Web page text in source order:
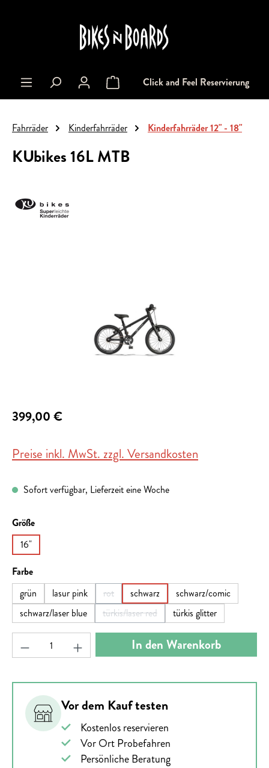
Warenkorb enthält 0 Positionen. Der
Click and Feel Reservierung
Fahrräder Kinderfahrräder Kinderfahrräder 12" - 18"
KUbikes 16L MTB
399,00 €
Preise inkl. MwSt. zzgl. Versandkosten
Sofort verfügbar, Lieferzeit eine Woche
Größeauswählen
16"
Farbeauswählen
grün
lasur pink rot
(Diese Option ist zurzeit nicht verfügbar.)
schwarz
schwarz/comic
schwarz/laser blue
türkis/laser red
(Diese Option ist zurzeit nicht verfügbar.)
türkis glitter
Produkt Anzahl: Gib den gewünschten Wert ein
In den Warenkorb
Vor dem Kauf testen
Kostenlos reservieren
Vor Ort Probefahren
Persönliche Beratung